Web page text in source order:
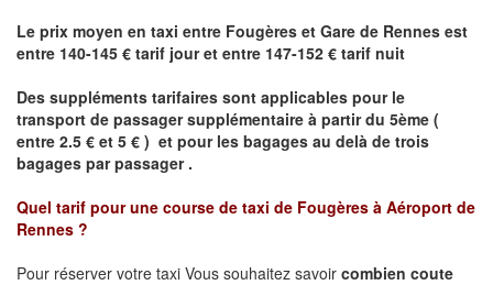
Le prix moyen en taxi entre Fougères et Gare de Rennes est
entre 140-145 € tarif jour et entre 147-152 € tarif nuit
Des suppléments tarifaires sont applicables pour le
transport de passager supplémentaire à partir du 5ème (
entre 2.5 € et 5 € ) et pour les bagages au delà de trois
bagages par passager .
Quel tarif pour une course de taxi de Fougères à Aéroport de
Rennes ?
Pour réserver votre taxi Vous souhaitez savoir combien coute